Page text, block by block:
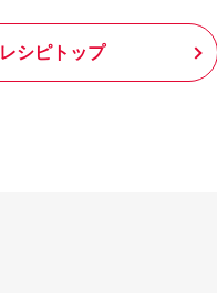
レシピトップ